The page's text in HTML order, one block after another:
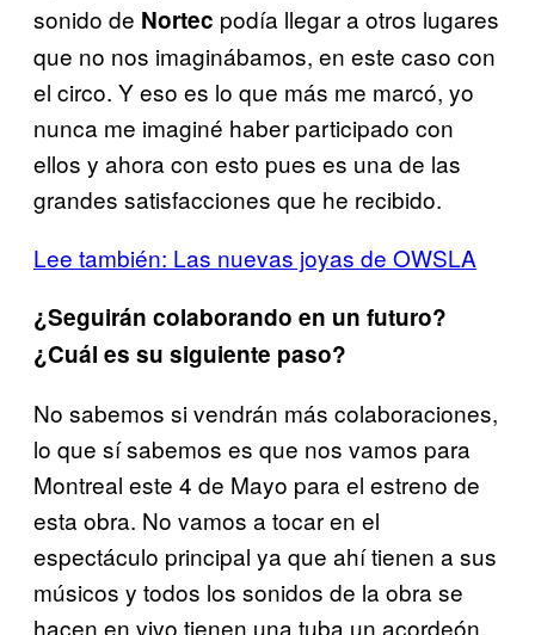
sonido de Nortec podía llegar a otros lugares
que no nos imaginábamos, en este caso con
el circo. Y eso es lo que más me marcó, yo
nunca me imaginé haber participado con
ellos y ahora con esto pues es una de las
grandes satisfacciones que he recibido.
Lee también: Las nuevas joyas de OWSLA
¿Seguirán colaborando en un futuro?
¿Cuál es su siguiente paso?
No sabemos si vendrán más colaboraciones,
lo que sí sabemos es que nos vamos para
Montreal este 4 de Mayo para el estreno de
esta obra. No vamos a tocar en el
espectáculo principal ya que ahí tienen a sus
músicos y todos los sonidos de la obra se
hacen en vivo tienen una tuba un acordeón,